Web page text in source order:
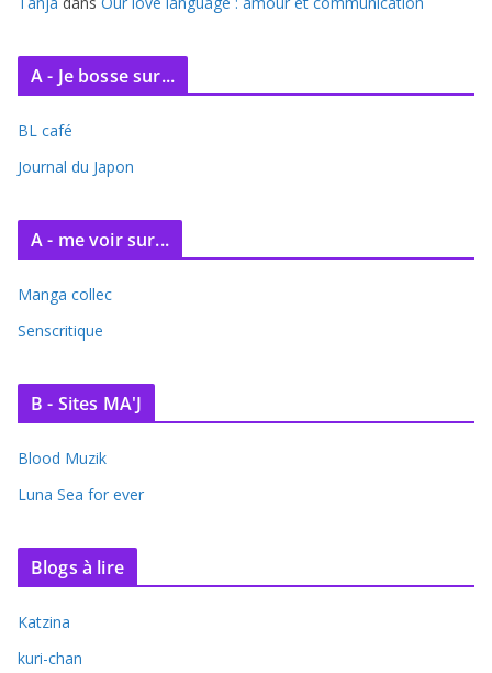
A - Je bosse sur...
BL café
Journal du Japon
A - me voir sur...
Manga collec
Senscritique
B - Sites MA'J
Blood Muzik
Luna Sea for ever
Blogs à lire
Katzina
kuri-chan